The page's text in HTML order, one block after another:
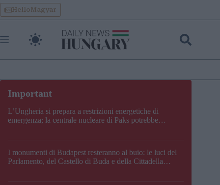
Skip
to
content
HelloMagyar
L’Ungheria si prepara a restrizioni energetiche di
emergenza; la centrale nucleare di Paks potrebbe
I monumenti di Budapest resteranno al buio: le luci del
Parlamento, del Castello di Buda e della Cittadella